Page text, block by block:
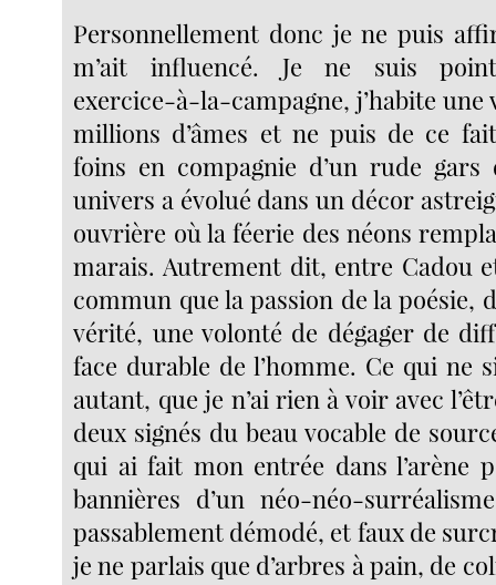
Personnellement donc je ne puis
m’ait influencé. Je ne suis
exercice-à-la-campagne, j’habite
millions d’âmes et ne puis de ce
foins en compagnie d’un rude gars
univers a évolué dans un décor
ouvrière où la féerie des néons
marais. Autrement dit, entre Cadou
commun que la passion de la poésie,
vérité, une volonté de dégager de
face durable de l’homme. Ce qui ne
autant, que je n’ai rien à voir avec
deux signés du beau vocable de
qui ai fait mon entrée dans l’arène
bannières d’un néo-néo-
passablement démodé, et faux de
je ne parlais que d’arbres à pain, de